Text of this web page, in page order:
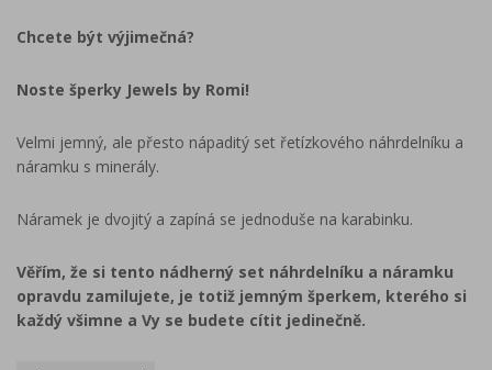
Chcete být výjimečná?
Noste šperky Jewels by Romi!
Velmi jemný, ale přesto nápaditý set řetízkového náhrdelníku a
náramku s minerály.
Náramek je dvojitý a zapíná se jednoduše na karabinku.
Věřím, že si tento nádherný set náhrdelníku a náramku
opravdu zamilujete, je totiž jemným šperkem, kterého si
každý všimne a Vy se budete cítit jedinečně.